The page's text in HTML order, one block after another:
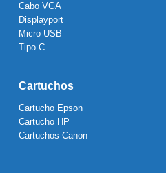
Cabo VGA
Displayport
Micro USB
Tipo C
Cartuchos
Cartucho Epson
Cartucho HP
Cartuchos Canon